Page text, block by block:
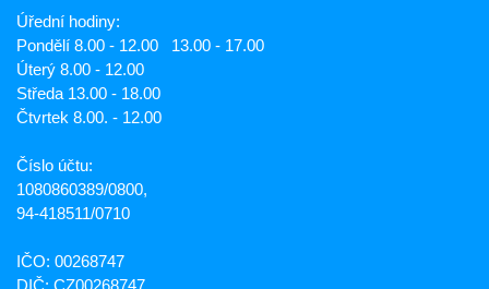
Úřední hodiny:
Pondělí 8.00 - 12.00 13.00 - 17.00
Úterý 8.00 - 12.00
Středa 13.00 - 18.00
Čtvrtek 8.00. - 12.00
Číslo účtu:
1080860389/0800,
94-418511/0710
IČO: 00268747
DIČ: CZ00268747